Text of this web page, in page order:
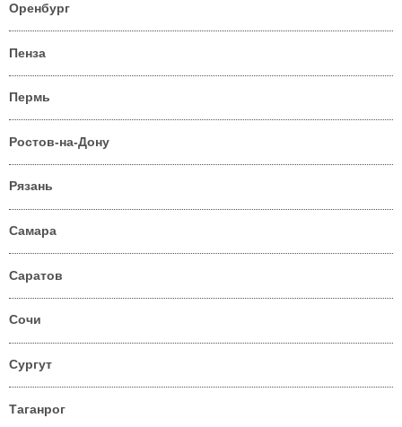
Оренбург
Пенза
Пермь
Ростов-на-Дону
Рязань
Самара
Саратов
Сочи
Сургут
Таганрог